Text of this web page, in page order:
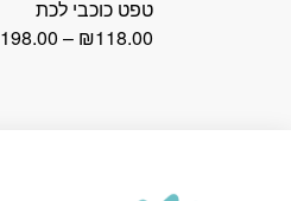
טפט כוכבי לכת
₪118.00
–
198.00